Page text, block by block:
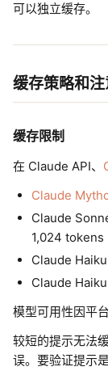
可以独立缓存。
缓存策略和
缓存限制
在 Claude API、
Claude
Claude
1,024 tokens
Claude
Claude
模型可用性因平台
较短的提示无法
误。要验证提示